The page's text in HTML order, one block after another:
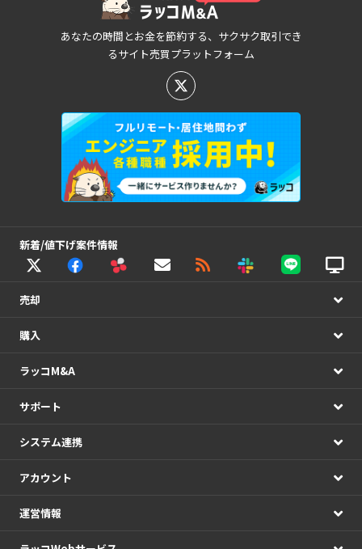
あなたの時間とお金を節約する、サクサク取引でき
るサイト売買プラットフォーム
新着/値下げ案件情報
売却
購入
ラッコM&A
サポート
システム連携
アカウント
運営情報